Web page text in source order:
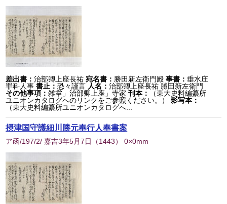
差出書：治部卿上座長祐 宛名書： 勝田新左衛門殿 事書：垂水庄
罪科人事書止：恐々謹言 人名：治部卿上座長祐 勝田新左衛門
その他事項：雑掌」治部卿上座」寺家刊本：
（東大史料編纂所
ユニオンカタログへのリンクをご参照ください。）
影写本：
（東大史料編纂所ユニオンカタログへ...
摂津国守護細川勝元奉行人奉書案
ア函/197/2/ 嘉吉3年5月7日 （1443） 0×0mm